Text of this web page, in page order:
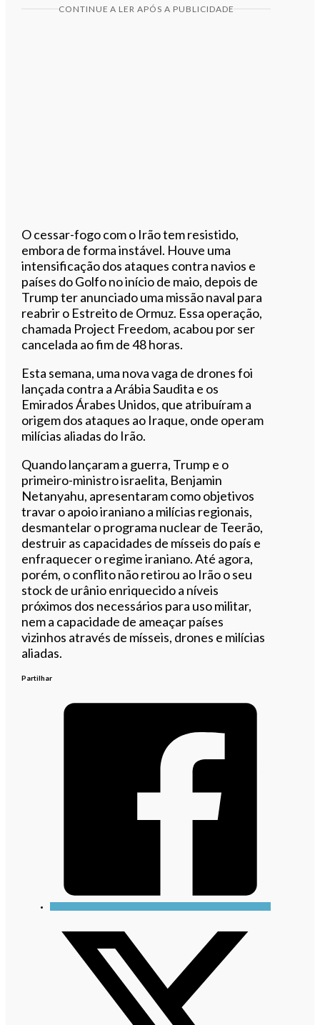
CONTINUE A LER APÓS A PUBLICIDADE
O cessar-fogo com o Irão tem resistido,
embora de forma instável. Houve uma
intensificação dos ataques contra navios e
países do Golfo no início de maio, depois de
Trump ter anunciado uma missão naval para
reabrir o Estreito de Ormuz. Essa operação,
chamada Project Freedom, acabou por ser
cancelada ao fim de 48 horas.
Esta semana, uma nova vaga de drones foi
lançada contra a Arábia Saudita e os
Emirados Árabes Unidos, que atribuíram a
origem dos ataques ao Iraque, onde operam
milícias aliadas do Irão.
Quando lançaram a guerra, Trump e o
primeiro-ministro israelita, Benjamin
Netanyahu, apresentaram como objetivos
travar o apoio iraniano a milícias regionais,
desmantelar o programa nuclear de Teerão,
destruir as capacidades de mísseis do país e
enfraquecer o regime iraniano. Até agora,
porém, o conflito não retirou ao Irão o seu
stock de urânio enriquecido a níveis
próximos dos necessários para uso militar,
nem a capacidade de ameaçar países
vizinhos através de mísseis, drones e milícias
aliadas.
Partilhar